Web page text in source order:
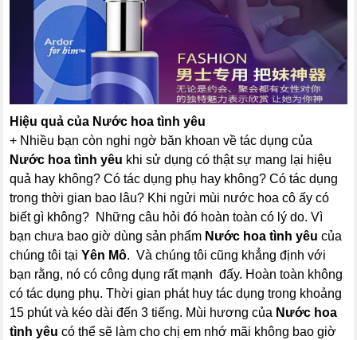
Hiệu quả của Nước hoa tình yêu
+ Nhiều bạn còn nghi ngờ băn khoan về tác dụng của
Nước hoa tình yêu khi sử dụng có thật sự mang lại hiệu
quả hay không? Có tác dụng phụ hay không? Có tác dụng
trong thời gian bao lâu? Khi ngửi mùi nước hoa cô ấy có
biết gì không? Những câu hỏi đó hoàn toàn có lý do. Vì
bạn chưa bao giờ dùng sản phẩm Nước hoa tình yêu của
chúng tôi tạiYên Mô. Và chúng tôi cũng khẳng định với
bạn rằng, nó có công dụng rất mạnh đấy. Hoàn toàn không
có tác dụng phụ. Thời gian phát huy tác dụng trong khoảng
15 phút và kéo dài đến 3 tiếng. Mùi hương của Nước hoa
tình yêu có thể sẽ làm cho chị em nhớ mãi không bao giờ